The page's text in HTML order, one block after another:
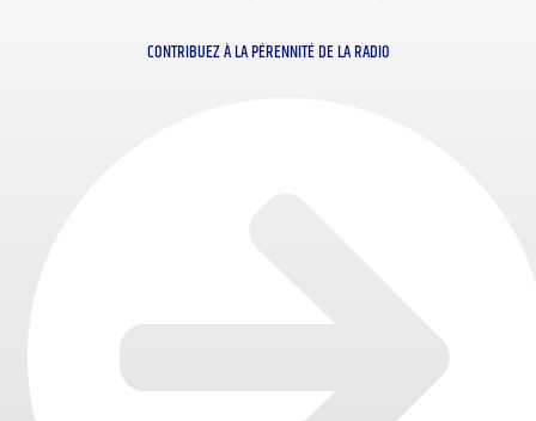
CONTRIBUEZ À LA PÉRENNITÉ DE LA RADIO